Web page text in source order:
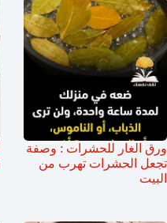
ورق الغار للحشرات : وصفة
تجعل الحشرات تهرب من
البيت